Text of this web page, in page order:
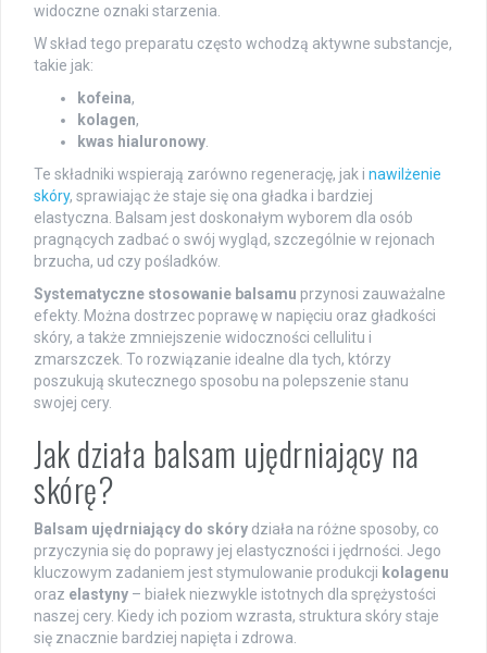
widoczne oznaki starzenia.
W skład tego preparatu często wchodzą aktywne substancje,
takie jak:
kofeina,
kolagen,
kwas hialuronowy.
Te składniki wspierają zarówno regenerację, jak i nawilżenie
skóry, sprawiając że staje się ona gładka i bardziej
elastyczna. Balsam jest doskonałym wyborem dla osób
pragnących zadbać o swój wygląd, szczególnie w rejonach
brzucha, ud czy pośladków.
Systematyczne stosowanie balsamu przynosi zauważalne
efekty. Można dostrzec poprawę w napięciu oraz gładkości
skóry, a także zmniejszenie widoczności cellulitu i
zmarszczek. To rozwiązanie idealne dla tych, którzy
poszukują skutecznego sposobu na polepszenie stanu
swojej cery.
Jak działa balsam ujędrniający na
skórę?
Balsam ujędrniający do skóry działa na różne sposoby, co
przyczynia się do poprawy jej elastyczności i jędrności. Jego
kluczowym zadaniem jest stymulowanie produkcji kolagenu
oraz elastyny – białek niezwykle istotnych dla sprężystości
naszej cery. Kiedy ich poziom wzrasta, struktura skóry staje
się znacznie bardziej napięta i zdrowa.